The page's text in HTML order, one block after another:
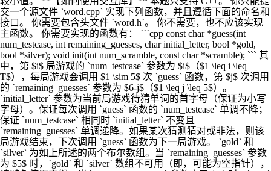
交一个源文件 `word.cpp` 实现下列函数，并且遵循下面的命名和
接口。 你需要包含头文件 `word.h`。 你不需要，也不应该实现
主函数。 你需要实现的函数有： ```cpp const char *guess(int
num_testcase, int remaining_guesses, char initial_letter, bool *gold,
bool *silver); void init(int num_scramble, const char *scramble); ``` 其
中，第 $i$ 局游戏的 `num_testcase` 参数为 $i$（$1 \leq i \leq
T$），每局游戏会调用 $1 \sim 5$ 次 `guess` 函数，第 $j$ 次调用
的 `remaining_guesses` 参数为 $6-j$（$1 \leq j \leq 5$）。
`initial_letter` 参数为当前局游戏待猜单词的首字母（保证为小写
字母）。保证每次调用 `guess` 函数的 `num_testcase` 单调不降；
保证 `num_testcase` 相同时 `initial_letter` 不变且
`remaining_guesses` 单调递降。如果某次猜测猜对或非法，则该
局游戏结束，下次调用 `guess` 函数为下一局游戏。 `gold` 和
`silver` 为如上所述的两个布尔数组。当 `remaining_guesses` 参数
为 $5$ 时，`gold` 和 `silver` 数组不可用（即，可能为空指针），